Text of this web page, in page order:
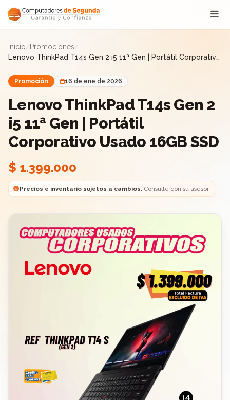
Saltar al contenido
Inicio/Promociones/
Lenovo ThinkPad T14s Gen 2 i5 11ª Gen | Portátil Corporativo
Promoción 16 de ene de 2026
Lenovo ThinkPad T14s Gen 2
i5 11ª Gen | Portátil
Corporativo Usado 16GB SSD
$ 1.399.000
Precios e inventario sujetos a cambios.Consulte con su asesor